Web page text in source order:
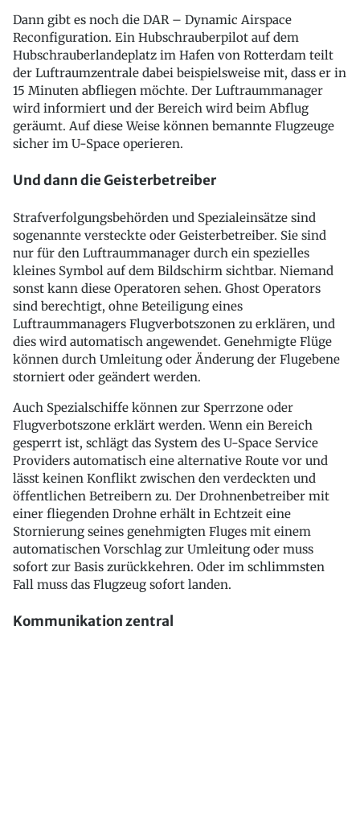
Dann gibt es noch die DAR – Dynamic Airspace
Reconfiguration. Ein Hubschrauberpilot auf dem
Hubschrauberlandeplatz im Hafen von Rotterdam teilt
der Luftraumzentrale dabei beispielsweise mit, dass er in
15 Minuten abfliegen möchte. Der Luftraummanager
wird informiert und der Bereich wird beim Abflug
geräumt. Auf diese Weise können bemannte Flugzeuge
sicher im U-Space operieren.
Und dann die Geisterbetreiber
Strafverfolgungsbehörden und Spezialeinsätze sind
sogenannte versteckte oder Geisterbetreiber. Sie sind
nur für den Luftraummanager durch ein spezielles
kleines Symbol auf dem Bildschirm sichtbar. Niemand
sonst kann diese Operatoren sehen. Ghost Operators
sind berechtigt, ohne Beteiligung eines
Luftraummanagers Flugverbotszonen zu erklären, und
dies wird automatisch angewendet. Genehmigte Flüge
können durch Umleitung oder Änderung der Flugebene
storniert oder geändert werden.
Auch Spezialschiffe können zur Sperrzone oder
Flugverbotszone erklärt werden. Wenn ein Bereich
gesperrt ist, schlägt das System des U-Space Service
Providers automatisch eine alternative Route vor und
lässt keinen Konflikt zwischen den verdeckten und
öffentlichen Betreibern zu. Der Drohnenbetreiber mit
einer fliegenden Drohne erhält in Echtzeit eine
Stornierung seines genehmigten Fluges mit einem
automatischen Vorschlag zur Umleitung oder muss
sofort zur Basis zurückkehren. Oder im schlimmsten
Fall muss das Flugzeug sofort landen.
Kommunikation zentral